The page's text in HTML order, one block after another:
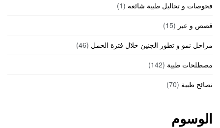
فحوصات و تحاليل طبية شائعه (1)
قصص و عبر (15)
مراحل نمو و تطور الجنين خلال فترة الحمل (46)
مصطلحات طبية (142)
نصائح طبية (70)
الوسوم